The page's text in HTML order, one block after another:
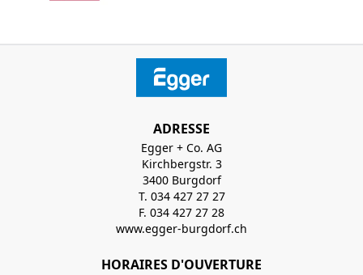
ADRESSE
Egger + Co. AG
Kirchbergstr. 3
3400 Burgdorf
T. 034 427 27 27
F. 034 427 27 28
www.egger-burgdorf.ch
HORAIRES D'OUVERTURE